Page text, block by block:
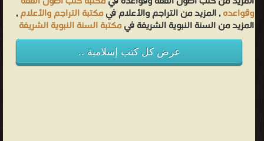
وقواعده, المزيد من التراجم والأعلام فيمكتبة التراجم والأعلام,
المزيد من السنة النبوية الشريفة فيمكتبة السنة النبوية الشريفة
عرض كل كتب إسلامية ..